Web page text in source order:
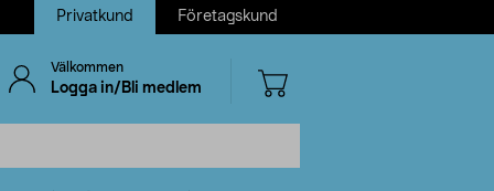
Privatkund Företagskund
Välkommen
Logga in/Bli medlem